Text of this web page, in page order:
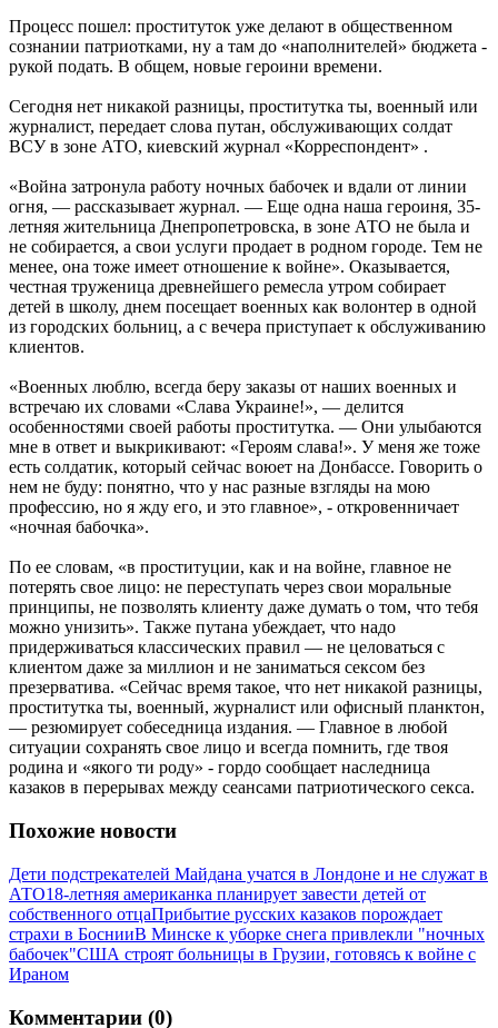
Процесс пошел: проституток уже делают в общественном
сознании патриотками, ну а там до «наполнителей» бюджета -
рукой подать. В общем, новые героини времени.
Сегодня нет никакой разницы, проститутка ты, военный или
журналист, передает слова путан, обслуживающих солдат
ВСУ в зоне АТО, киевский журнал «Корреспондент» .
«Война затронула работу ночных бабочек и вдали от линии
огня, — рассказывает журнал. — Еще одна наша героиня, 35-
летняя жительница Днепропетровска, в зоне АТО не была и
не собирается, а свои услуги продает в родном городе. Тем не
менее, она тоже имеет отношение к войне». Оказывается,
честная труженица древнейшего ремесла утром собирает
детей в школу, днем посещает военных как волонтер в одной
из городских больниц, а с вечера приступает к обслуживанию
клиентов.
«Военных люблю, всегда беру заказы от наших военных и
встречаю их словами «Слава Украине!», — делится
особенностями своей работы проститутка. — Они улыбаются
мне в ответ и выкрикивают: «Героям слава!». У меня же тоже
есть солдатик, который сейчас воюет на Донбассе. Говорить о
нем не буду: понятно, что у нас разные взгляды на мою
профессию, но я жду его, и это главное», - откровенничает
«ночная бабочка».
По ее словам, «в проституции, как и на войне, главное не
потерять свое лицо: не переступать через свои моральные
принципы, не позволять клиенту даже думать о том, что тебя
можно унизить». Также путана убеждает, что надо
придерживаться классических правил — не целоваться с
клиентом даже за миллион и не заниматься сексом без
презерватива. «Сейчас время такое, что нет никакой разницы,
проститутка ты, военный, журналист или офисный планктон,
— резюмирует собеседница издания. — Главное в любой
ситуации сохранять свое лицо и всегда помнить, где твоя
родина и «якого ти роду» - гордо сообщает наследница
казаков в перерывах между сеансами патриотического секса.
Похожие новости
Дети подстрекателей Майдана учатся в Лондоне и не служат в
АТО18-летняя американка планирует завести детей от
собственного отцаПрибытие русских казаков порождает
страхи в БоснииВ Минске к уборке снега привлекли "ночных
бабочек"США строят больницы в Грузии, готовясь к войне с
Ираном
Комментарии (0)